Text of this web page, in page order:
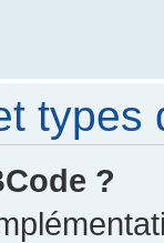
types
?